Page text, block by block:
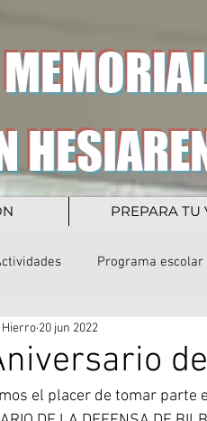
PREPARA TU
Programa escolar
Hierro 20 jun 2022
el placer de tomar parte